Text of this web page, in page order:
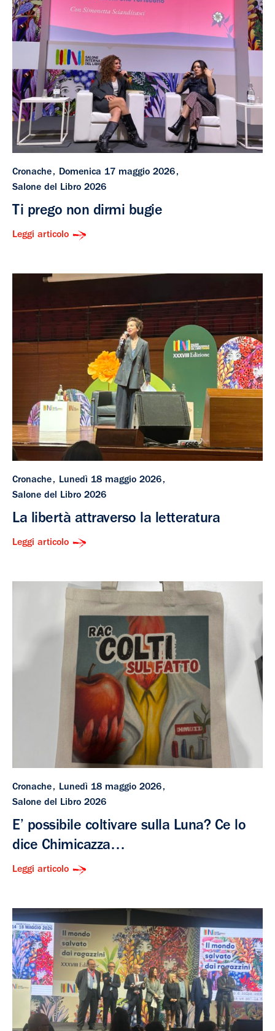
Cronache
Domenica 17 maggio 2026
Salone del Libro 2026
Ti prego non dirmi bugie
Leggi articolo
Cronache
Lunedì 18 maggio 2026
Salone del Libro 2026
La libertà attraverso la letteratura
Leggi articolo
Cronache
Lunedì 18 maggio 2026
Salone del Libro 2026
E’ possibile coltivare sulla Luna? Ce lo
dice Chimicazza…
Leggi articolo